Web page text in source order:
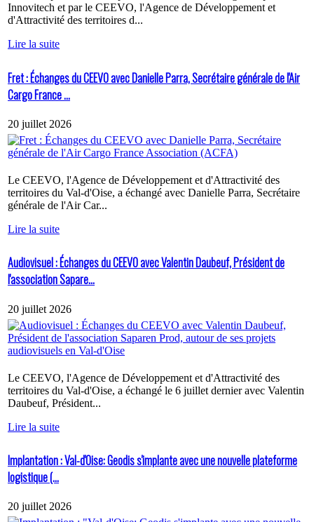
Innovitech et par le CEEVO, l'Agence de Développement et
d'Attractivité des territoires d...
Lire la suite
Fret : Échanges du CEEVO avec Danielle Parra, Secrétaire générale de l'Air
Cargo France ...
20 juillet 2026
Le CEEVO, l'Agence de Développement et d'Attractivité des
territoires du Val-d'Oise, a échangé avec Danielle Parra, Secrétaire
générale de l'Air Car...
Lire la suite
Audiovisuel : Échanges du CEEVO avec Valentin Daubeuf, Président de
l'association Sapare...
20 juillet 2026
Le CEEVO, l'Agence de Développement et d'Attractivité des
territoires du Val-d'Oise, a échangé le 6 juillet dernier avec Valentin
Daubeuf, Président...
Lire la suite
Implantation : Val-d'Oise: Geodis s'implante avec une nouvelle plateforme
logistique (...
20 juillet 2026